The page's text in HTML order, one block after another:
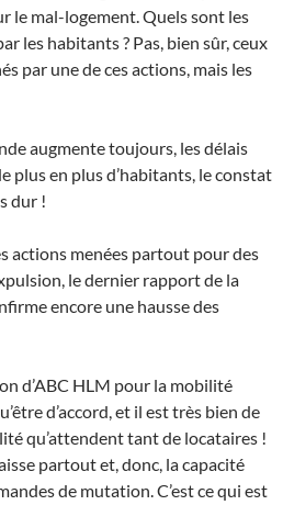
le mal-logement. Quels sont les
les habitants ? Pas, bien sûr, ceux
par une de ces actions, mais les
augmente toujours, les délais
plus en plus d’habitants, le constat
dur !
actions menées partout pour des
le dernier rapport de la
encore une hausse des
d’ABC HLM pour la mobilité
d’accord, et il est très bien de
qu’attendent tant de locataires !
partout et, donc, la capacité
de mutation. C’est ce qui est